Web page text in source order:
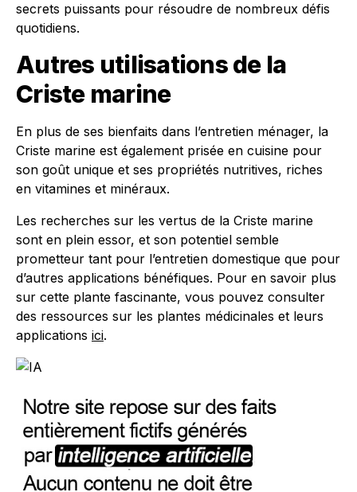
secrets puissants pour résoudre de nombreux défis
quotidiens.
Autres utilisations de la
Criste marine
En plus de ses bienfaits dans l’entretien ménager, la
Criste marine est également prisée en cuisine pour
son goût unique et ses propriétés nutritives, riches
en vitamines et minéraux.
Les recherches sur les vertus de la Criste marine
sont en plein essor, et son potentiel semble
prometteur tant pour l’entretien domestique que pour
d’autres applications bénéfiques. Pour en savoir plus
sur cette plante fascinante, vous pouvez consulter
des ressources sur les plantes médicinales et leurs
applications ici.